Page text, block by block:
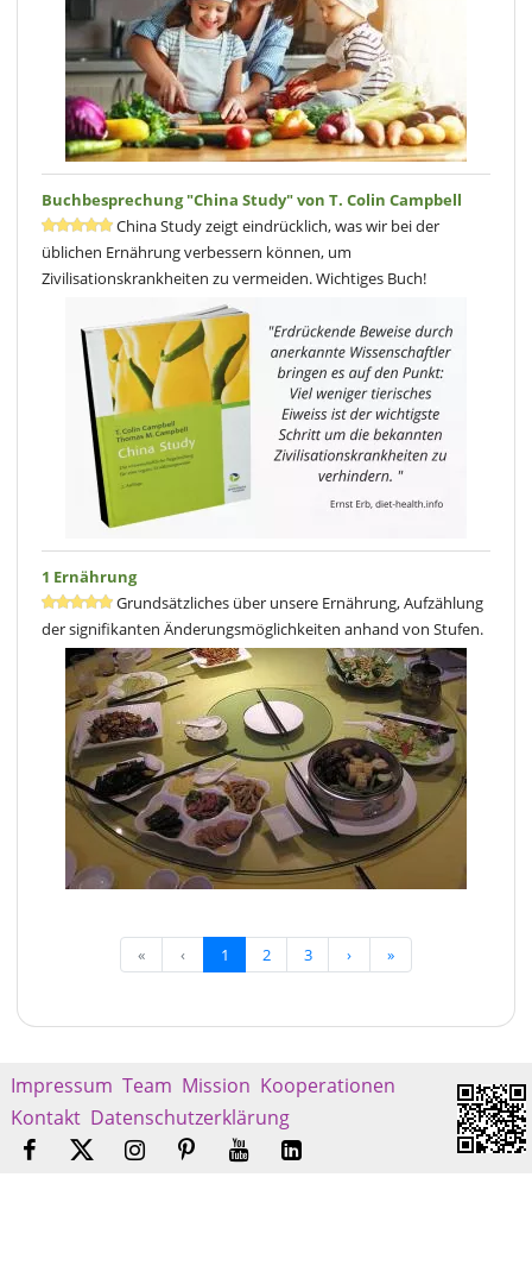
Buchbesprechung "China Study" von T. Colin Campbell
China Study zeigt eindrücklich, was wir bei der
üblichen Ernährung verbessern können, um
Zivilisationskrankheiten zu vermeiden. Wichtiges Buch!
1 Ernährung
Grundsätzliches über unsere Ernährung, Aufzählung
der signifikanten Änderungsmöglichkeiten anhand von Stufen.
« ‹ 1 2 3 › »
Impressum Team Mission Kooperationen
Kontakt Datenschutzerklärung